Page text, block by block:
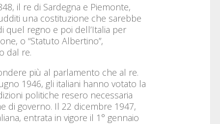
il re di Sardegna e Piemonte,
una costituzione che sarebbe
quel regno e poi dell’Italia per
o “Statuto Albertino”,
dal re.
più al parlamento che al re.
1946, gli italiani hanno votato la
politiche resero necessaria
di governo. Il 22 dicembre 1947,
entrata in vigore il 1° gennaio